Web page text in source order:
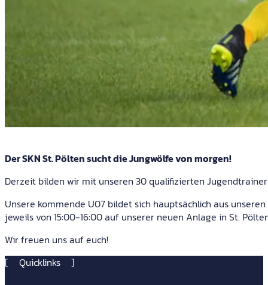
Der SKN St. Pölten sucht die Jungwölfe von morgen!
Derzeit bilden wir mit unseren 30 qualifizierten
Unsere kommende U07 bildet sich hauptsächlich aus
jeweils von 15:00-16:00 auf unserer neuen Anlage in St.
Wir freuen uns auf euch!
Quicklinks